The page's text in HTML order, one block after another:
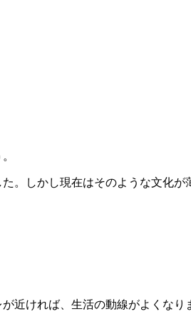
。しかし現在はそのような文化
近ければ、生活の動線がよくなり